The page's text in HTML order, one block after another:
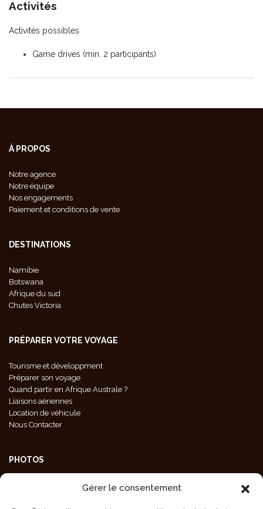
Gérer le consentement
Activités
Activités possibles
Game drives (min. 2 participants)
À PROPOS
Notre agence
Notre équipe
Nos engagements
Paiement et conditions de vente
DESTINATIONS
Namibie
Botswana
Afrique du sud
Chutes Victoria
PRÉPARER VOTRE VOYAGE
Tourisme et développment
Préparer son voyage
Quand partir en Afrique Australe ?
Liaisons aériennes
Location de véhicule
Nous Contacter
PHOTOS